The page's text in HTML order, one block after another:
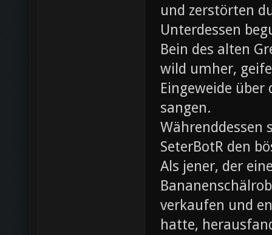
und zerstörten
Unterdessen
Bein des alten
wild umher,
Eingeweide
sangen.
Währenddessen
SeterBotR den
Als jener, der
verkaufen und
hatte,